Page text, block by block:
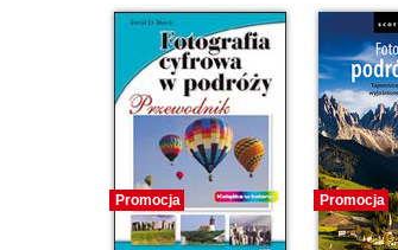
Promocja Promocja